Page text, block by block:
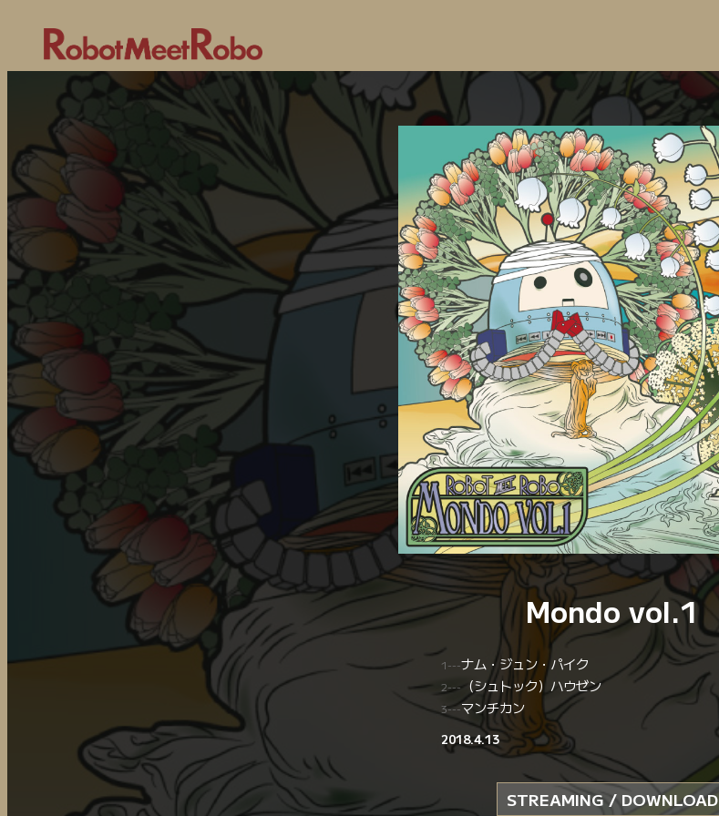
EP
Mondo vol.1
1---ナム・ジュン・パイク
2---（シュトック）ハウゼン
3---マンチカン
2018.4.13
STREAMING / DOWNLOAD